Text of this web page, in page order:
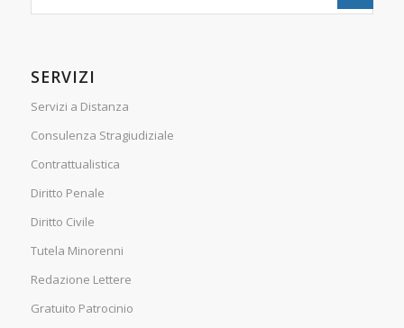
SERVIZI
Servizi a Distanza
Consulenza Stragiudiziale
Contrattualistica
Diritto Penale
Diritto Civile
Tutela Minorenni
Redazione Lettere
Gratuito Patrocinio